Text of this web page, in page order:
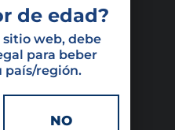
de edad?
sitio web, debe
para beber
país/región.
NO